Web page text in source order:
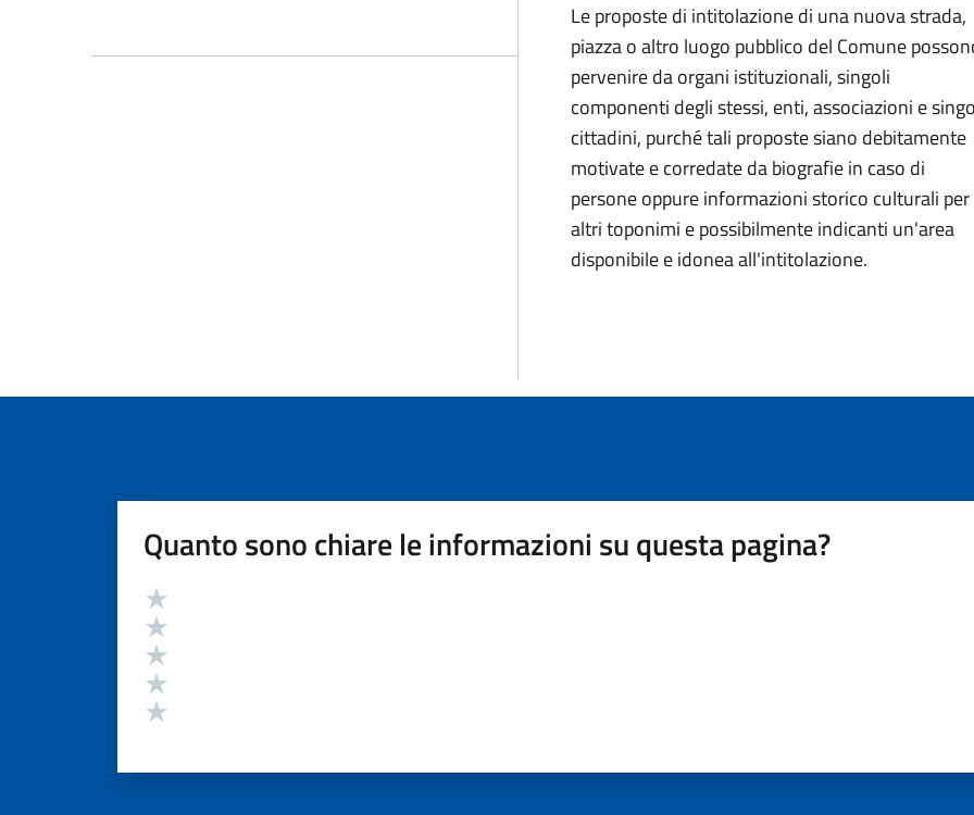
Le proposte di intitolazione di una nuova strada,
piazza o altro luogo pubblico del Comune
pervenire da organi istituzionali, singoli
componenti degli stessi, enti, associazioni e
cittadini, purché tali proposte siano debitamente
motivate e corredate da biografie in caso di
persone oppure informazioni storico culturali per
altri toponimi e possibilmente indicanti un'area
disponibile e idonea all'intitolazione.
Quanto sono chiare le informazioni su questa pagina?
Valutazione